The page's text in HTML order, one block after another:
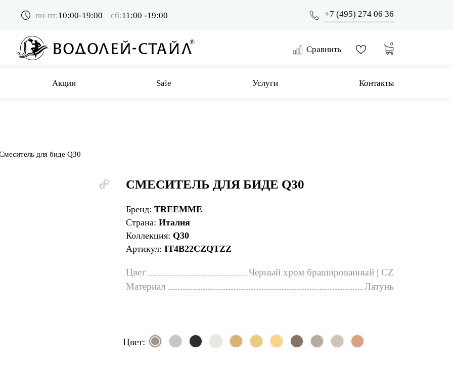
пн-пт:10:00-19:00 сб:11:00 -19:00 +7 (495) 274 06 36
Сравнить
0
Акции Sale Услуги Контакты
для биде Q30
СМЕСИТЕЛЬ ДЛЯ БИДЕ Q30
Бренд: TREEMME
Страна: Италия
Коллекция: Q30
Артикул: IT4B22CZQTZZ
Цвет
Черный хром брашированный | CZ
Материал
Латунь
Цвет: